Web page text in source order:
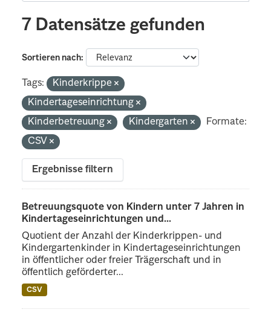
7 Datensätze gefunden
Sortieren nach
Tags:
Kinderkrippe
Kindertageseinrichtung
Kinderbetreuung
Kindergarten
Formate:
CSV
Ergebnisse filtern
Betreuungsquote von Kindern unter 7 Jahren in
Kindertageseinrichtungen und...
Quotient der Anzahl der Kinderkrippen- und
Kindergartenkinder in Kindertageseinrichtungen
in öffentlicher oder freier Trägerschaft und in
öffentlich geförderter...
CSV